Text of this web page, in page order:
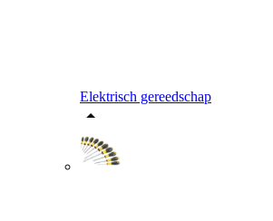
Elektrisch gereedschap